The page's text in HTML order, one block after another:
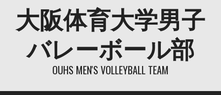
大阪体育大学男子
バレーボール部
OUHS MEN'S VOLLEYBALL TEAM